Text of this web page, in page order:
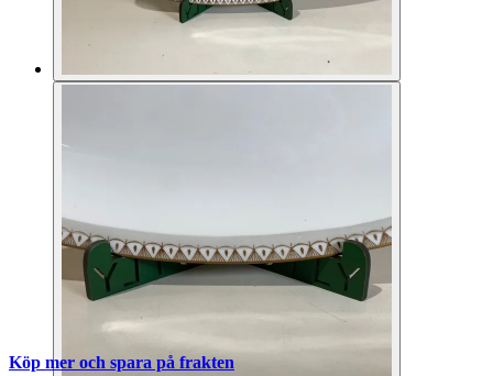
Köp mer och spara på frakten